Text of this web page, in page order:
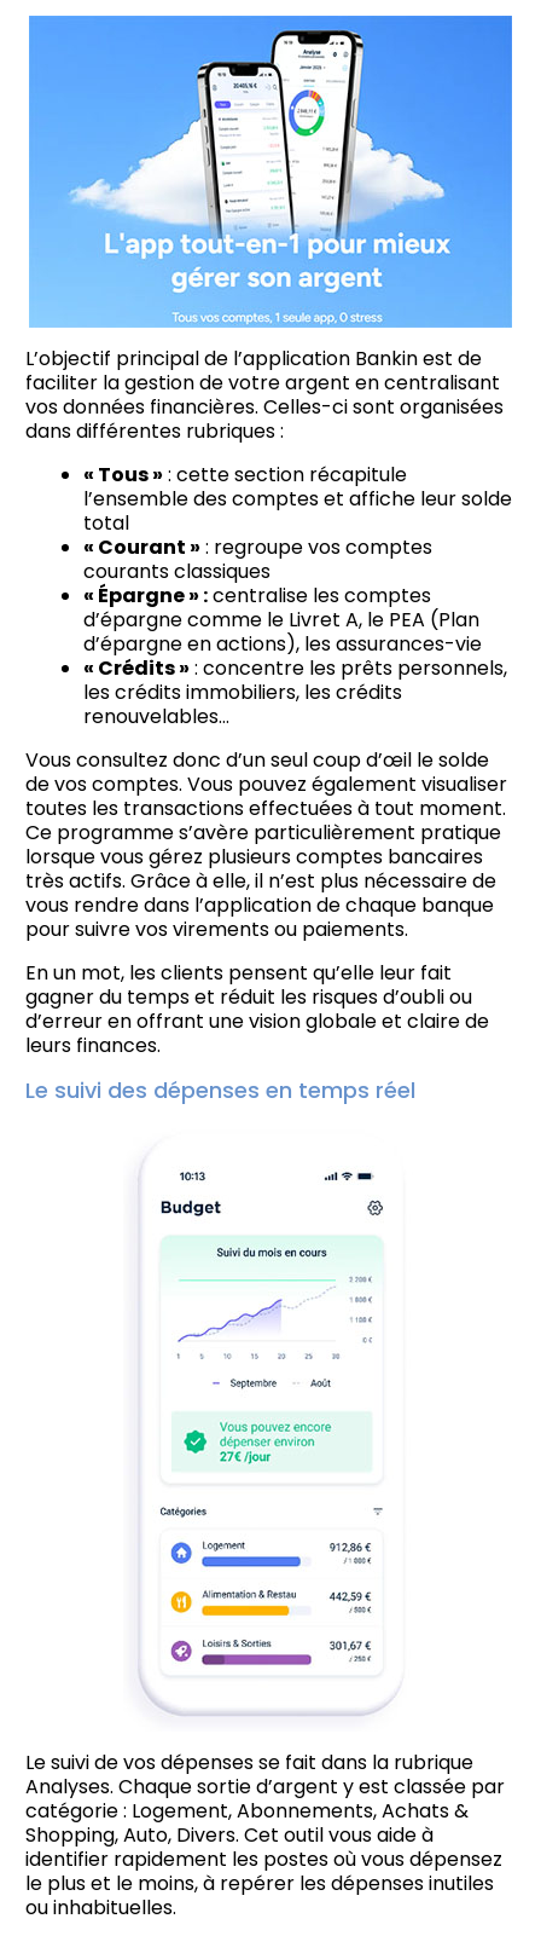
L’objectif principal de l’application Bankin est de
faciliter la gestion de votre argent en centralisant
vos données financières. Celles-ci sont organisées
dans différentes rubriques :
« Tous » : cette section récapitule
l’ensemble des comptes et affiche leur solde
total
« Courant » : regroupe vos comptes
courants classiques
« Épargne » :centralise les comptes
d’épargne comme le Livret A, le PEA (Plan
d’épargne en actions), les assurances-vie
« Crédits » : concentre les prêts personnels,
les crédits immobiliers, les crédits
renouvelables…
Vous consultez donc d’un seul coup d’œil le solde
de vos comptes. Vous pouvez également visualiser
toutes les transactions effectuées à tout moment.
Ce programme s’avère particulièrement pratique
lorsque vous gérez plusieurs comptes bancaires
très actifs. Grâce à elle, il n’est plus nécessaire de
vous rendre dans l’application de chaque banque
pour suivre vos virements ou paiements.
En un mot, les clients pensent qu’elle leur fait
gagner du temps et réduit les risques d’oubli ou
d’erreur en offrant une vision globale et claire de
leurs finances.
Le suivi des dépenses en temps réel
Le suivi de vos dépenses se fait dans la rubrique
Analyses. Chaque sortie d’argent y est classée par
catégorie : Logement, Abonnements, Achats &
Shopping, Auto, Divers. Cet outil vous aide à
identifier rapidement les postes où vous dépensez
le plus et le moins, à repérer les dépenses inutiles
ou inhabituelles.